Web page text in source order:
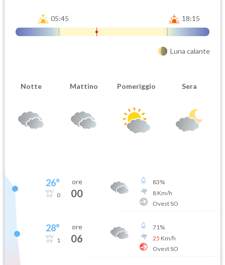
05:45 18:15
Luna calante
Notte Mattino Pomeriggio Sera
26°
0
ore
00
83%
8Km/h
Ovest SO
28°
1
ore
06
71%
25 Km/h
Ovest SO